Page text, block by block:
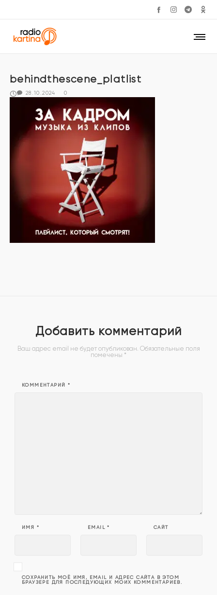
behindthescene_platlist
28.10.2024 0
Добавить комментарий
Ваш адрес email не будет опубликован. Обязательные поля
помечены *
КОММЕНТАРИЙ *
ИМЯ * EMAIL* САЙТ
СОХРАНИТЬ МОЁ ИМЯ, EMAIL И АДРЕС САЙТА В ЭТОМ
БРАУЗЕРЕ ДЛЯ ПОСЛЕДУЮЩИХ МОИХ КОММЕНТАРИЕВ.